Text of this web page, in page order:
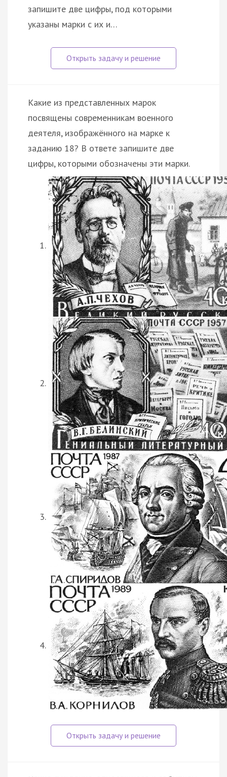
запишите две цифры, под которыми
указаны марки с их и…
Какие из представленных марок
посвящены современникам военного
деятеля, изображённого на марке к
заданию 18? В ответе запишите две
цифры, которыми обозначены эти марки.